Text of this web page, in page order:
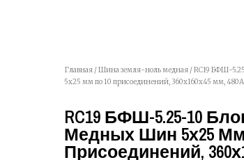
Главная /Шина земля-ноль медная / RC19 БФШ-
5х25 мм по 10 присоединений, 360х160х45 мм,
RC19 БФШ-5.25-10
Медных Шин 5х25
Присоединений,